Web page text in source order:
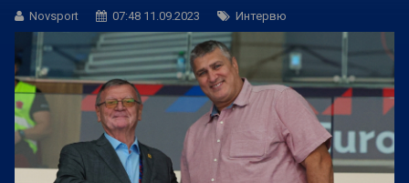
Novsport 07:48 11.09.2023 Интервю